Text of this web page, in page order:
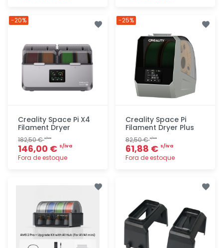
Creality Space Pi X4
Filament Dryer
182,50 €s/iva
146,00 € s/iva
Fora de estoque
-20%
Creality Space Pi
Filament Dryer Plus
82,50 €s/iva
61,88 € s/iva
Fora de estoque
-25%